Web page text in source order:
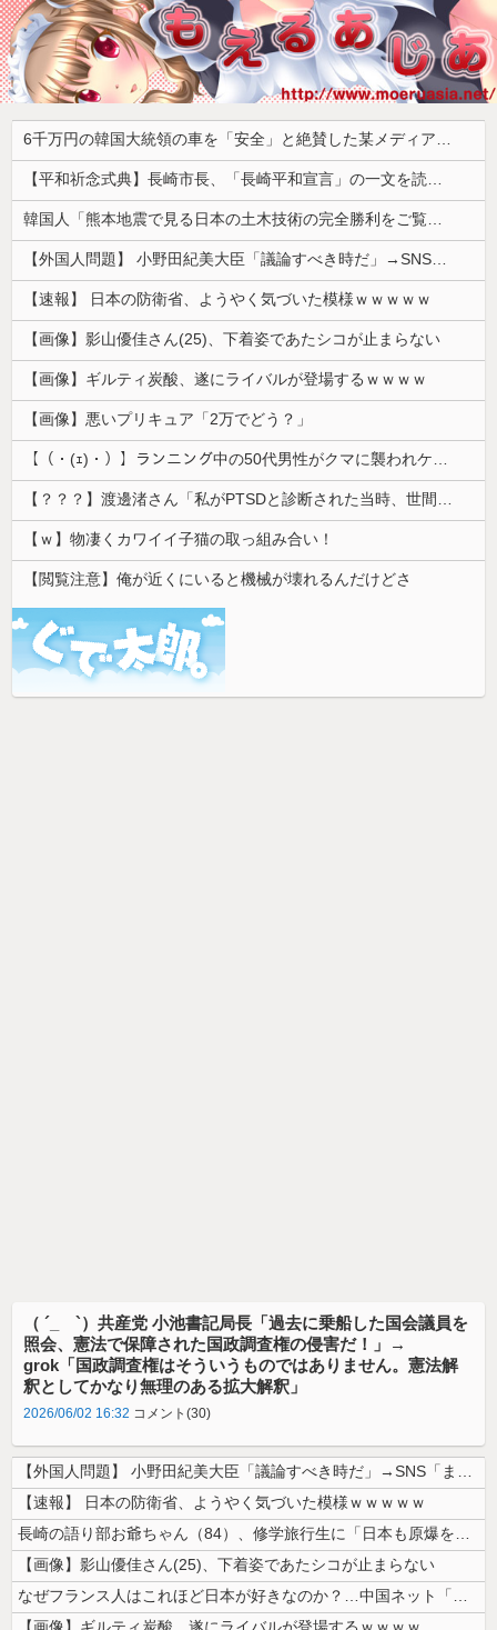
6千万円の韓国大統領の車を「安全」と絶賛した某メディア、高市首相の3千万円の車に対しては……
【平和祈念式典】長崎市長、「長崎平和宣言」の一文を読み飛ばす 「NPTの義務を履行し、核軍縮に向け着実に前進することを求めます」
韓国人「熊本地震で見る日本の土木技術の完全勝利をご覧ください」→「これはすごいわ」「こういうのを見ると日本人は何か適当に作る感じがしない・・・」...
【外国人問題】 小野田紀美大臣「議論すべき時だ」→SNS「まだ議論もしてなかったんだ...」→小野田大臣「これが進歩状況です」めちゃくちゃ仕事して...
【速報】 日本の防衛省、ようやく気づいた模様ｗｗｗｗｗ
【画像】影山優佳さん(25)、下着姿であたシコが止まらない
【画像】ギルティ炭酸、遂にライバルが登場するｗｗｗｗ
【画像】悪いプリキュア「2万でどう？」
【（・(ｪ)・）】ランニング中の50代男性がクマに襲われケガ 体長約1.3メートルのツキノワグマに腕や足をかまれる 岐阜・高山市
【？？？】渡邊渚さん「私がPTSDと診断された当時、世間はまだPTSDという言葉は浸透されていませんでした」
【ｗ】物凄くカワイイ子猫の取っ組み合い！
【閲覧注意】俺が近くにいると機械が壊れるんだけどさ
（ ´_ゝ`）共産党 小池書記局長「過去に乗船した国会議員を
照会、憲法で保障された国政調査権の侵害だ！」→
grok「国政調査権はそういうものではありません。憲法解
釈としてかなり無理のある拡大解釈」
2026/06/02 16:32 コメント(30)
【外国人問題】 小野田紀美大臣「議論すべき時だ」→SNS「まだ議論もし...
【速報】 日本の防衛省、ようやく気づいた模様ｗｗｗｗｗ
長崎の語り部お爺ちゃん（84）、修学旅行生に「日本も原爆を持たないと負...
【画像】影山優佳さん(25)、下着姿であたシコが止まらない
なぜフランス人はこれほど日本が好きなのか？…中国ネット「中国と北朝鮮を...